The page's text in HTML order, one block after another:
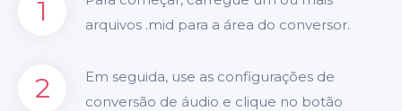
1
arquivos .mid para a área do conversor.
2
Em seguida, use as configurações de
conversão de áudio e clique no botão